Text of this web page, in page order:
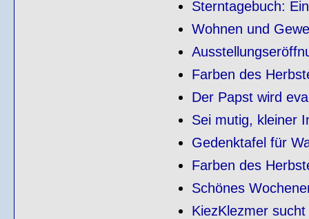
Sterntagebuch:
Wohnen und
Farben des
Der Papst wird
Sei mutig, kleiner
Gedenktafel für
Farben des
Schönes
KiezKlezmer